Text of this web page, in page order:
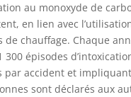
au monoxyde de
en lien avec
de chauffage. Chaque
300 épisodes
par accident et
sont déclarés aux